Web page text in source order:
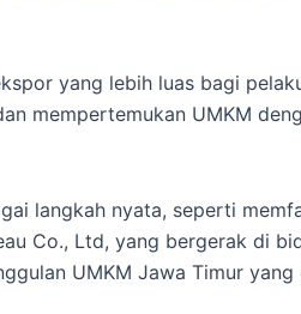
yang lebih luas bagi
mempertemukan UMKM
langkah nyata, seperti
Co., Ltd, yang bergerak di
UMKM Jawa Timur